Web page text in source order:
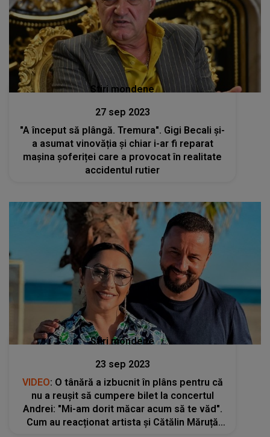
Stiri mondene
27 sep 2023
"A început să plângă. Tremura". Gigi Becali și-
a asumat vinovăția și chiar i-ar fi reparat
mașina șoferiței care a provocat în realitate
accidentul rutier
Stiri mondene
23 sep 2023
VIDEO: O tânără a izbucnit în plâns pentru că
nu a reușit să cumpere bilet la concertul
Andrei: "Mi-am dorit măcar acum să te văd".
Cum au reacționat artista și Cătălin Măruță